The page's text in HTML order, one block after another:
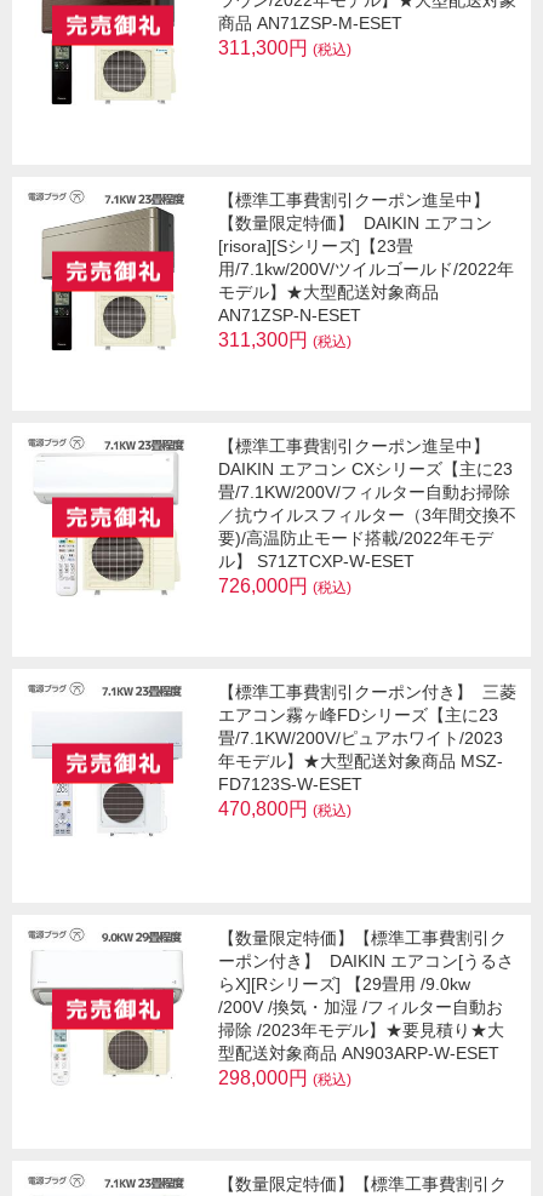
商品 AN71ZSP-M-ESET
311,300円 (税込)
【標準工事費割引クーポン進呈中】
【数量限定特価】
DAIKIN エアコン
[risora][Sシリーズ]【23畳
用/7.1kw/200V/ツイルゴールド/2022年
モデル】★大型配送対象商品
AN71ZSP-N-ESET
311,300円 (税込)
【標準工事費割引クーポン進呈中】
DAIKIN エアコン CXシリーズ【主に23
畳/7.1KW/200V/フィルター自動お掃除
／抗ウイルスフィルター（3年間交換不
要)/高温防止モード搭載/2022年モデ
ル】 S71ZTCXP-W-ESET
726,000円 (税込)
【標準工事費割引クーポン付き】
三菱
エアコン霧ヶ峰FDシリーズ【主に23
畳/7.1KW/200V/ピュアホワイト/2023
年モデル】★大型配送対象商品 MSZ-
FD7123S-W-ESET
470,800円 (税込)
【数量限定特価】【標準工事費割引ク
ーポン付き】
DAIKIN エアコン[うるさ
らX][Rシリーズ] 【29畳用 /9.0kw
/200V /換気・加湿 /フィルター自動お
掃除 /2023年モデル】★要見積り★大
型配送対象商品 AN903ARP-W-ESET
298,000円 (税込)
【数量限定特価】【標準工事費割引ク